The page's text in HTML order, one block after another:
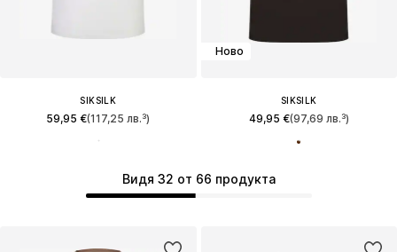
Видя 32 от 66 продукта
SIKSILK
59,95 €(117,25 лв.³)
Ново
SIKSILK
49,95 €(97,69 лв.³)